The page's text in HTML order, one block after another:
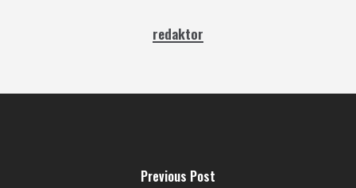
redaktor
Previous Post